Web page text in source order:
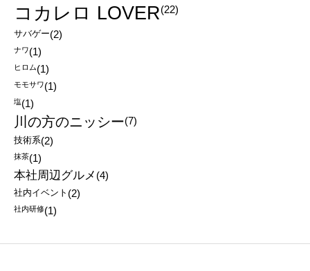
コカレロ LOVER(22)
サバゲー(2)
ナワ(1)
ヒロム(1)
モモサワ(1)
塩(1)
川の方のニッシー(7)
技術系(2)
抹茶(1)
本社周辺グルメ (4)
社内イベント (2)
社内研修(1)